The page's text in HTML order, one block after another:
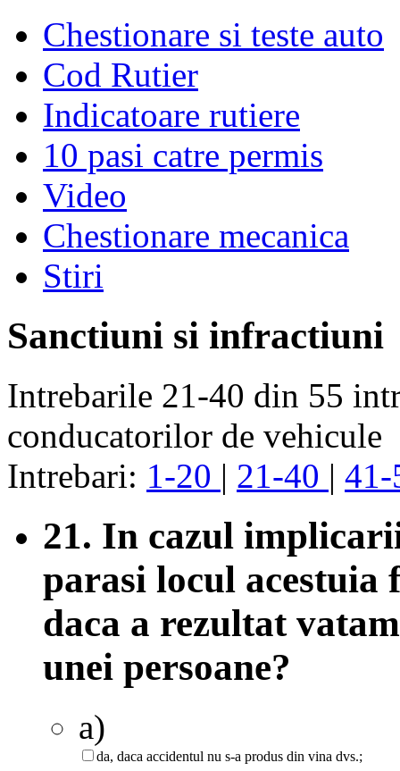
Chestionare si teste auto
Cod Rutier
Indicatoare rutiere
10 pasi catre permis
Video
Chestionare mecanica
Stiri
Sanctiuni si infractiuni
Intrebarile 21-40 din 55
conducatorilor de vehicule
Intrebari: 1-20 | 21-40 | 41-
21. In cazul
parasi locul
daca a rezultat
unei persoane?
a)
da, daca accidentul nu s-a produs din vina dvs.;